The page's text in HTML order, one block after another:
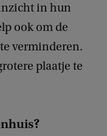
in hun
ook om de
te verminderen.
plaatje te